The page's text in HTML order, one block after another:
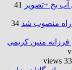
یخ +تصویر
41
راه منصوب شد 34
متین کریمی
33 views